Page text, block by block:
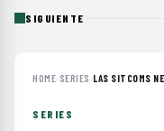
SIGUIENTE
HOME› SERIES ›LAS SITCOMS
SERIES